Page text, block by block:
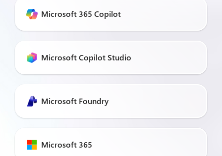
Microsoft 365 Copilot
Microsoft Copilot Studio
Microsoft Foundry
Microsoft 365